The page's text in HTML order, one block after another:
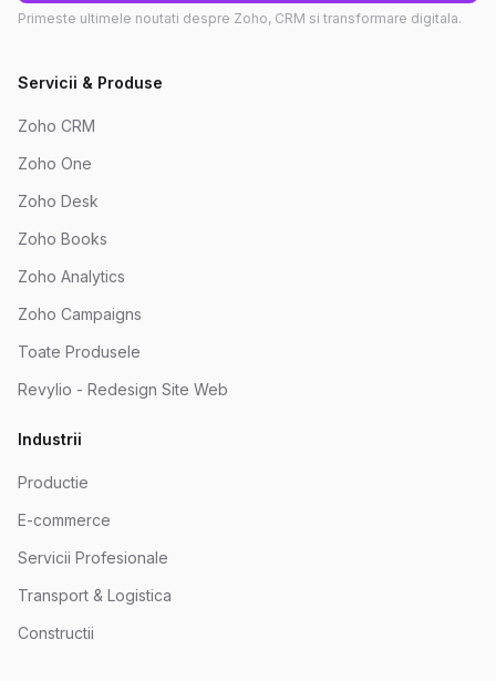
Primeste ultimele noutati despre Zoho, CRM si transformare digitala.
Servicii & Produse
Zoho CRM
Zoho One
Zoho Desk
Zoho Books
Zoho Analytics
Zoho Campaigns
Toate Produsele
Revylio - Redesign Site Web
Industrii
Productie
E-commerce
Servicii Profesionale
Transport & Logistica
Constructii